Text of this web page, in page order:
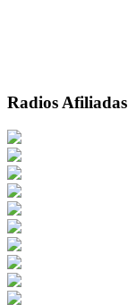
Radios Afiliadas